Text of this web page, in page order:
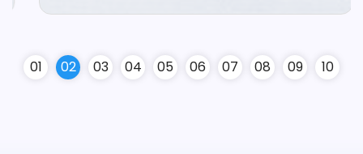
01 02 03 04 05 06 07 08 09 10